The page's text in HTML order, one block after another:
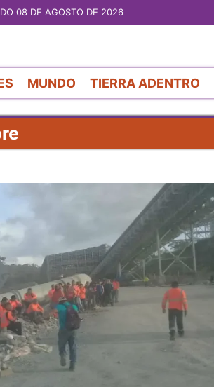
08 DE AGOSTO DE 2026
MUNDO TIERRA ADENTRO